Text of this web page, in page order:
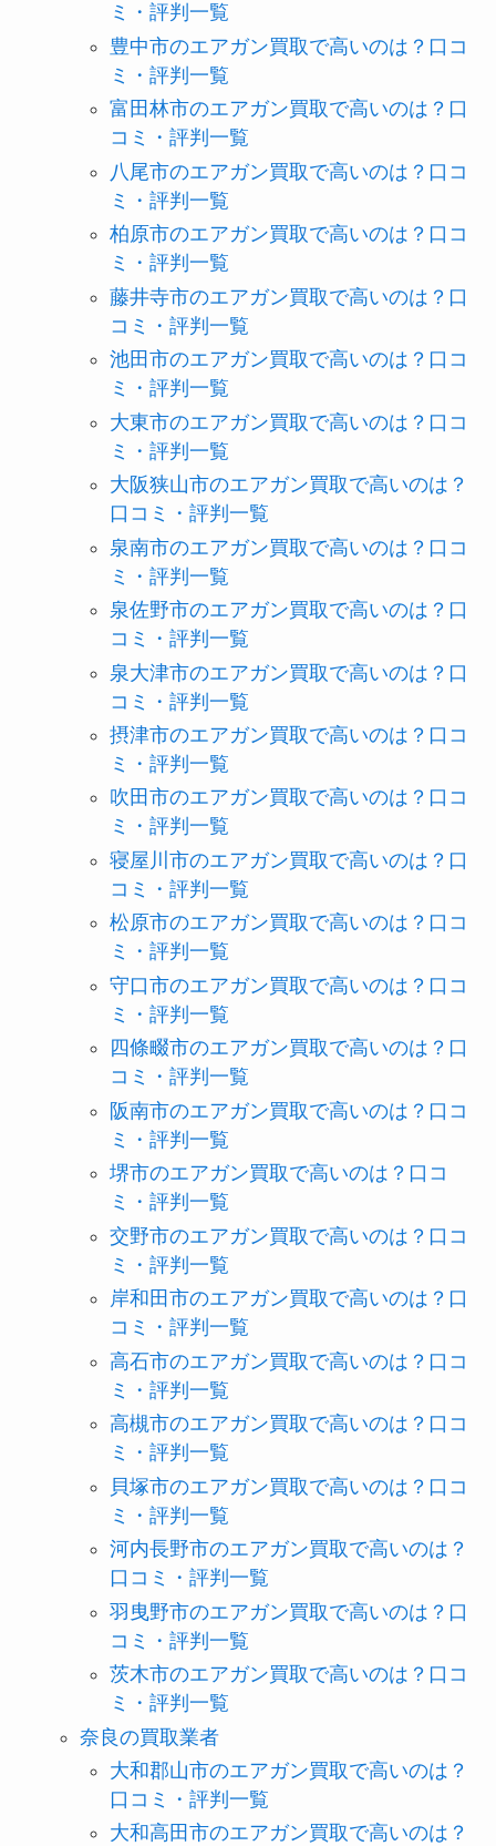
ミ・評判一覧
豊中市のエアガン買取で高いのは？口コ
ミ・評判一覧
富田林市のエアガン買取で高いのは？口
コミ・評判一覧
八尾市のエアガン買取で高いのは？口コ
ミ・評判一覧
柏原市のエアガン買取で高いのは？口コ
ミ・評判一覧
藤井寺市のエアガン買取で高いのは？口
コミ・評判一覧
池田市のエアガン買取で高いのは？口コ
ミ・評判一覧
大東市のエアガン買取で高いのは？口コ
ミ・評判一覧
大阪狭山市のエアガン買取で高いのは？
口コミ・評判一覧
泉南市のエアガン買取で高いのは？口コ
ミ・評判一覧
泉佐野市のエアガン買取で高いのは？口
コミ・評判一覧
泉大津市のエアガン買取で高いのは？口
コミ・評判一覧
摂津市のエアガン買取で高いのは？口コ
ミ・評判一覧
吹田市のエアガン買取で高いのは？口コ
ミ・評判一覧
寝屋川市のエアガン買取で高いのは？口
コミ・評判一覧
松原市のエアガン買取で高いのは？口コ
ミ・評判一覧
守口市のエアガン買取で高いのは？口コ
ミ・評判一覧
四條畷市のエアガン買取で高いのは？口
コミ・評判一覧
阪南市のエアガン買取で高いのは？口コ
ミ・評判一覧
堺市のエアガン買取で高いのは？口コ
ミ・評判一覧
交野市のエアガン買取で高いのは？口コ
ミ・評判一覧
岸和田市のエアガン買取で高いのは？口
コミ・評判一覧
高石市のエアガン買取で高いのは？口コ
ミ・評判一覧
高槻市のエアガン買取で高いのは？口コ
ミ・評判一覧
貝塚市のエアガン買取で高いのは？口コ
ミ・評判一覧
河内長野市のエアガン買取で高いのは？
口コミ・評判一覧
羽曳野市のエアガン買取で高いのは？口
コミ・評判一覧
茨木市のエアガン買取で高いのは？口コ
ミ・評判一覧
奈良の買取業者
大和郡山市のエアガン買取で高いのは？
口コミ・評判一覧
大和高田市のエアガン買取で高いのは？